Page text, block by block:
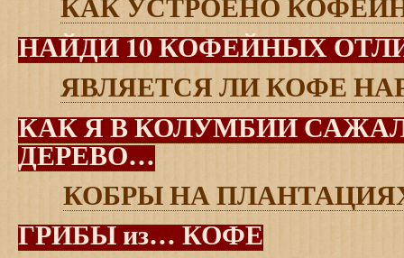
НАЙДИ 10 КОФЕЙНЫХ
ЯВЛЯЕТСЯ ЛИ КОФЕ
КАК Я В КОЛУМБИИ
ДЕРЕВО…
КОБРЫ НА
ГРИБЫ из… КОФЕ